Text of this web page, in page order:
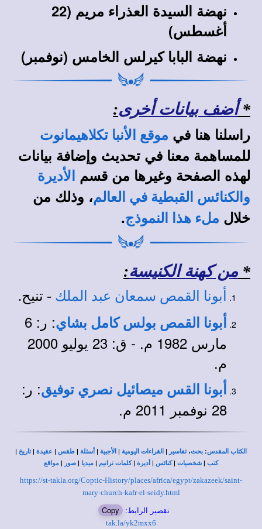
نهضة السيدة العذراء مريم (22
أغسطس)
نهضة البابا كيرلس الخامس (نوفمبر)
*أضف بيانات أخرى:
راسلنا هنا في موقع الأنبا تكلاهيمانوت
للمساهمة معنا في تحديث وإضافة بيانات
لهذه الصفحة وغيرها من قسم
الأديرة
والكنائس القبطية في العالم، وذلك من
خلال ملء هذا النموذج.
* من كهنة الكنيسة:
أبونا القمص سمعان عبد الملك - تنيح.
أبونا القمص بولس كامل بشاي
: ر: 6
مارس 1982 م. - ق: 23 يوليو 2000
م.
أبونا القس ميصائيل نصري توفيق: ر:
28 نوفمبر 2011 م.
الكتاب المقدس: بحث،تفاسير | القراءات اليومية | الأجبية | أسئلة | طقس | عقيدة |تاريخ |
كتب | شخصيات |كنائس | أديرة |كلمات ترانيم | ميديا | صور | مواقع
https://st-takla.org/Coptic-History/places/africa/egypt/zakazeek/saint-
mary-church-kafr-el-seidy.html
تقصير الرابط: Copy
tak.la/yk2mxx6